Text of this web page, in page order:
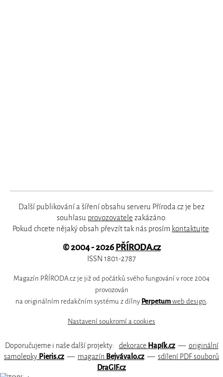
Další publikování a šíření obsahu serveru Příroda.cz je bez
souhlasu provozovatele zakázáno.
Pokud chcete nějaký obsah převzít tak nás prosím kontaktujte
© 2004 - 2026PŘÍRODA.cz
ISSN 1801-2787
Magazín PŘÍRODA.cz je již od počátků svého fungování v roce 2004
provozován
na originálním redakčním systému z dílny Perpetum web design.
Nastavení soukromí a cookies
Doporučujeme i naše další projekty: dekorace Hapík.cz— originální
samolepky Pieris.cz — magazín Bejvávalo.cz — sdílení PDF souborů
DraGIF.cz